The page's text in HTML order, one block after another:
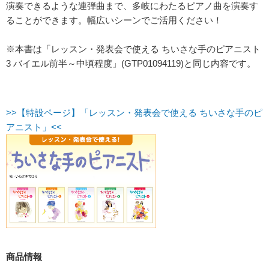
演奏できるような連弾曲まで、多岐にわたるピアノ曲を演奏す
ることができます。幅広いシーンでご活用ください！
※本書は「レッスン・発表会で使える ちいさな手のピアニスト
3 バイエル前半～中頃程度」(GTP01094119)と同じ内容です。
>>【特設ページ】「レッスン・発表会で使える ちいさな手のピ
アニスト」<<
商品情報